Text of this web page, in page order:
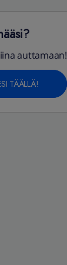
auttamaan!
TÄÄLLÄ!